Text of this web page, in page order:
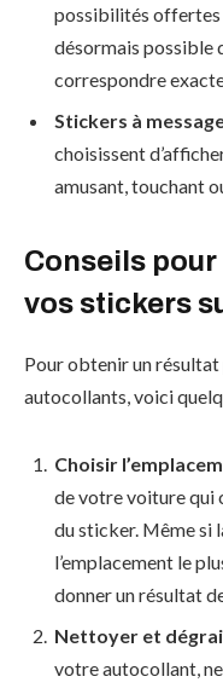
possibilités offertes
désormais possible
correspondre
Stickers à
choisissent
amusant, touchant
Conseils
vos stickers
Pour obtenir un
autocollants, voici
Choisir
de votre voiture qui
du sticker. Même si
l’emplacement le
donner un résultat
Nettoyer et
votre autocollant,